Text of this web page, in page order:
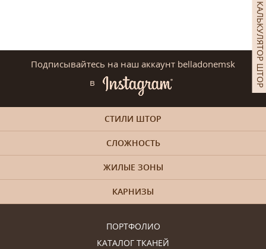
КАЛЬКУЛЯТОР ШТОР
Подписывайтесь на наш аккаунт belladonemsk
в
ПОРТФОЛИО
КАТАЛОГ ТКАНЕЙ
СТИЛИ ШТОР
СЛОЖНОСТЬ
ЖИЛЫЕ ЗОНЫ
КАРНИЗЫ